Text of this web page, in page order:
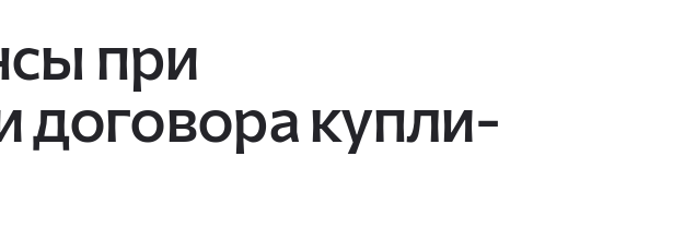
при
договора купли-